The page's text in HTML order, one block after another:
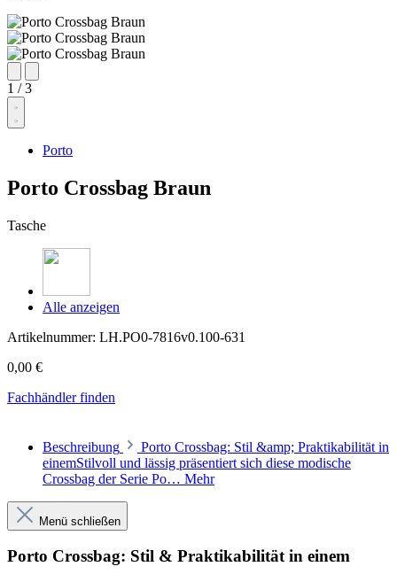
1 / 3
Porto
Porto Crossbag Braun
Tasche
Alle anzeigen
Artikelnummer: LH.PO0-7816v0.100-631
0,00 €
Fachhändler finden
Beschreibung
Porto Crossbag: Stil &amp; Praktikabilität in
einemStilvoll und lässig präsentiert sich diese modische
Crossbag der Serie Po… Mehr
Menü schließen
Porto Crossbag: Stil & Praktikabilität in einem